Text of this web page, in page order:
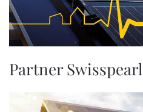
Partner Swisspearl